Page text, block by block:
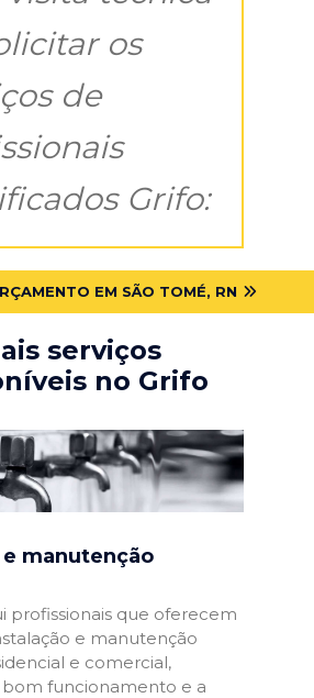
os
de
Grifo:
EM SÃO TOMÉ, RN
serviços
no Grifo
manutenção
profissionais que oferecem
e manutenção
e comercial,
funcionamento e a